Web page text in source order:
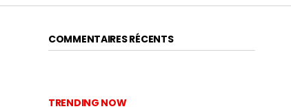
COMMENTAIRES RÉCENTS
TRENDING NOW